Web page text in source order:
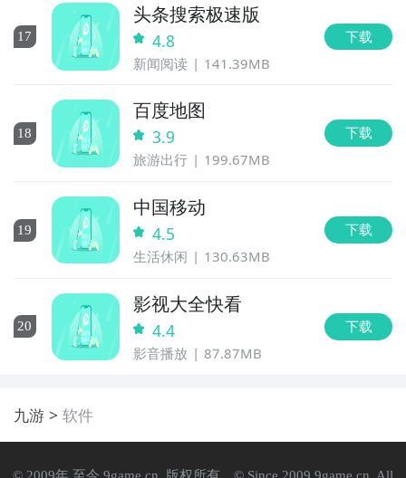
17
头条搜索极速版
4.8
新闻阅读 141.39MB
下载
18
百度地图
3.9
旅游出行 199.67MB
下载
19
中国移动
4.5
生活休闲 130.63MB
下载
20
影视大全快看
4.4
影音播放 87.87MB
下载
九游 软件